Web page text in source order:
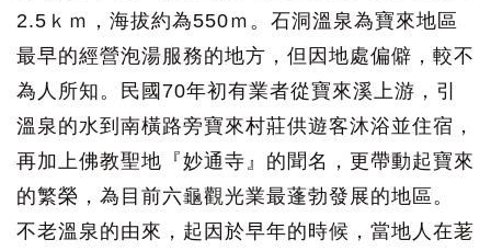
2.5ｋｍ，海拔約為550ｍ。石洞溫泉為寶來地區
最早的經營泡湯服務的地方，但因地處偏僻，較不
為人所知。民國70年初有業者從寶來溪上游，引
溫泉的水到南橫路旁寶來村莊供遊客沐浴並住宿，
再加上佛教聖地『妙通寺』的聞名，更帶動起寶來
的繁榮，為目前六龜觀光業最蓬勃發展的地區。
不老溫泉的由來，起因於早年的時候，當地人在荖